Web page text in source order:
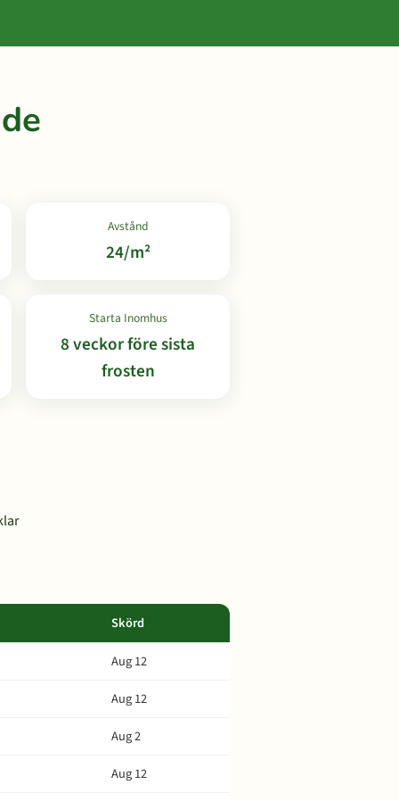
Avstånd
24/m²
Starta Inomhus
8 veckor före sista
frosten
Skörd
Aug 12
Aug 12
Aug 2
Aug 12